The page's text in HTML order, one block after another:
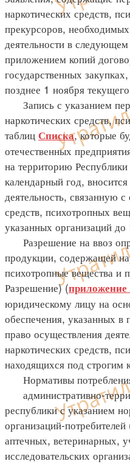
наркотических средств,
прекурсоров,
деятельности в
приложением копий
государственных
позднее 1 ноября
Запись с указанием
наркотических средств,
таблиц Списка, которые
отечественных
на территорию
календарный год,
деятельность, связанную
средств, психотропных
указанных организаций
Разрешение на ввоз
продукции, содержащей
психотропные вещества и
Разрешение) (приложение
юридическому лицу на
обеспечения, указанных
право осуществления
наркотических средств,
находящихся под строгим
Нормативы
административно-
республики с указанием
организаций-
аптечных, ветеринарных,
исследовательских